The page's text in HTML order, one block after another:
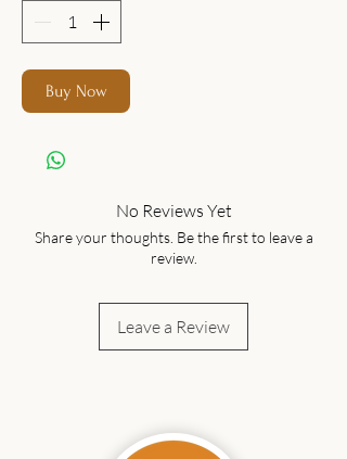
Buy Now
No Reviews Yet
Share your thoughts. Be the first to leave a
review.
Leave a Review